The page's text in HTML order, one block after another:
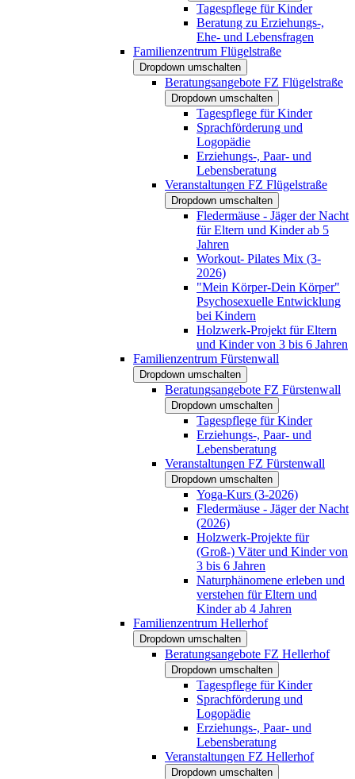
Tagespflege für Kinder
Beratung zu Erziehungs-,
Ehe- und Lebensfragen
Familienzentrum Flügelstraße
Dropdown umschalten
Beratungsangebote FZ Flügelstraße
Dropdown umschalten
Tagespflege für Kinder
Sprachförderung und
Logopädie
Erziehungs-, Paar- und
Lebensberatung
Veranstaltungen FZ Flügelstraße
Dropdown umschalten
Fledermäuse - Jäger der Nacht
für Eltern und Kinder ab 5
Jahren
Workout- Pilates Mix (3-
2026)
"Mein Körper-Dein Körper"
Psychosexuelle Entwicklung
bei Kindern
Holzwerk-Projekt für Eltern
und Kinder von 3 bis 6 Jahren
Familienzentrum Fürstenwall
Dropdown umschalten
Beratungsangebote FZ Fürstenwall
Dropdown umschalten
Tagespflege für Kinder
Erziehungs-, Paar- und
Lebensberatung
Veranstaltungen FZ Fürstenwall
Dropdown umschalten
Yoga-Kurs (3-2026)
Fledermäuse - Jäger der Nacht
(2026)
Holzwerk-Projekte für
(Groß-) Väter und Kinder von
3 bis 6 Jahren
Naturphänomene erleben und
verstehen für Eltern und
Kinder ab 4 Jahren
Familienzentrum Hellerhof
Dropdown umschalten
Beratungsangebote FZ Hellerhof
Dropdown umschalten
Tagespflege für Kinder
Sprachförderung und
Logopädie
Erziehungs-, Paar- und
Lebensberatung
Veranstaltungen FZ Hellerhof
Dropdown umschalten